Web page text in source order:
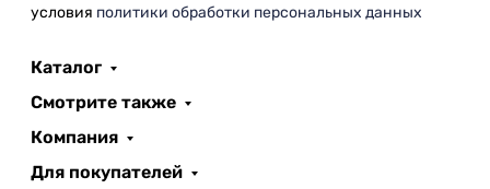
условия политики обработки персональных данных
Каталог
Смотрите также
Компания
Для покупателей